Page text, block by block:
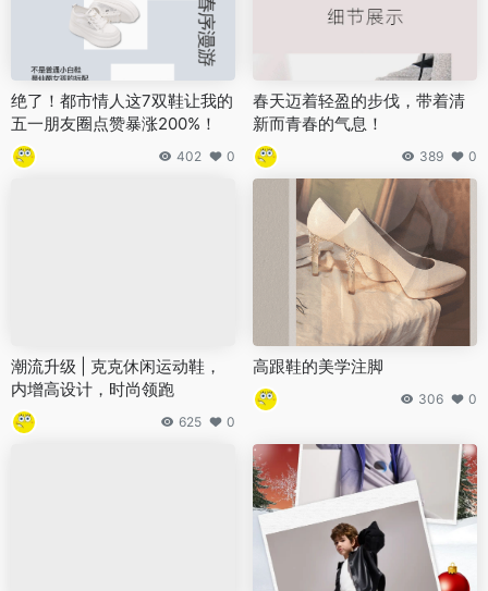
绝了！都市情人这7双鞋让我的
五一朋友圈点赞暴涨200%！
402 0
春天迈着轻盈的步伐，带着清
新而青春的气息！
389 0
潮流升级 | 克克休闲运动鞋，
内增高设计，时尚领跑
625 0
高跟鞋的美学注脚
306 0